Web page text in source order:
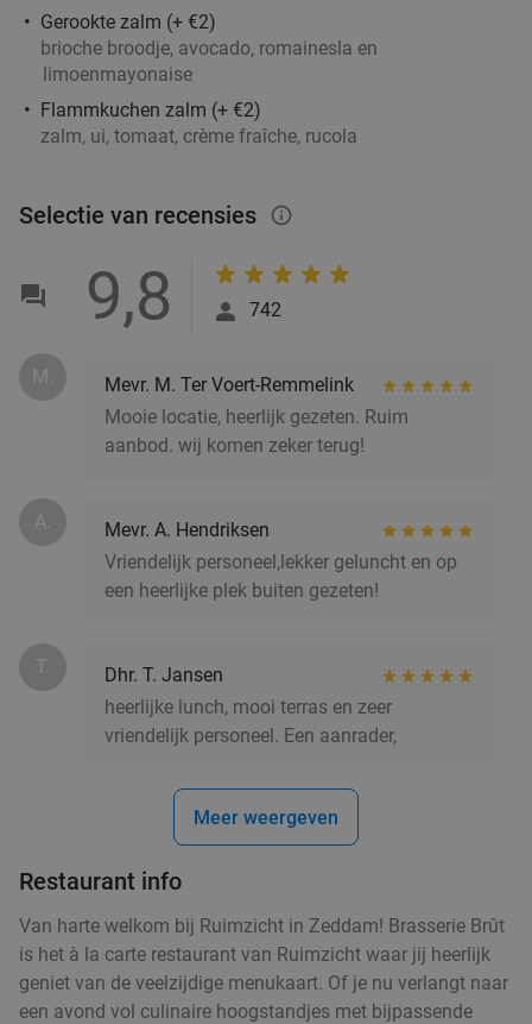
Gerookte zalm (+ €2)
brioche broodje, avocado, romainesla en
limoenmayonaise
Flammkuchen zalm (+ €2)
zalm, ui, tomaat, crème fraîche, rucola
Selectie van recensies info_outlined
9,8 742
M.
Mevr. M. Ter Voert-Remmelink
Mooie locatie, heerlijk gezeten. Ruim
aanbod. wij komen zeker terug!
A.
Mevr. A. Hendriksen
Vriendelijk personeel,lekker geluncht en op
een heerlijke plek buiten gezeten!
T.
Dhr. T. Jansen
heerlijke lunch, mooi terras en zeer
vriendelijk personeel. Een aanrader,
Meer weergeven
Restaurant info
Van harte welkom bij Ruimzicht in Zeddam! Brasserie Brût
is het à la carte restaurant van Ruimzicht waar jij heerlijk
geniet van de veelzijdige menukaart. Of je nu verlangt naar
een avond vol culinaire hoogstandjes met bijpassende